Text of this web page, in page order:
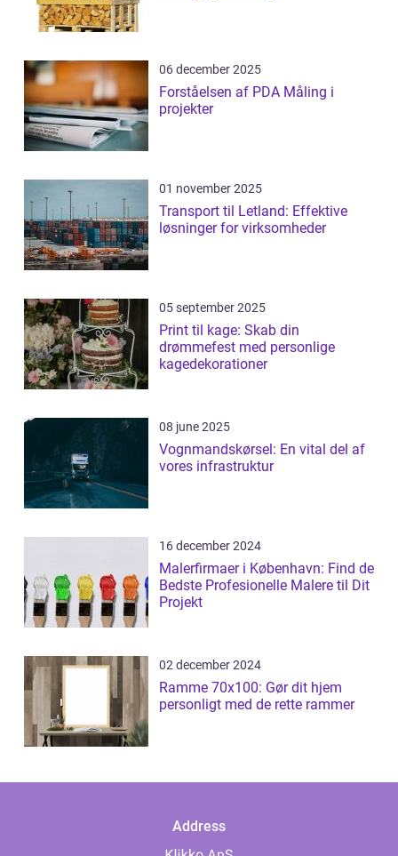
06 december 2025
Forståelsen af PDA Måling i
projekter
01 november 2025
Transport til Letland: Effektive
løsninger for virksomheder
05 september 2025
Print til kage: Skab din
drømmefest med personlige
kagedekorationer
08 june 2025
Vognmandskørsel: En vital del af
vores infrastruktur
16 december 2024
Malerfirmaer i København: Find de
Bedste Profesionelle Malere til Dit
Projekt
02 december 2024
Ramme 70x100: Gør dit hjem
personligt med de rette rammer
Address